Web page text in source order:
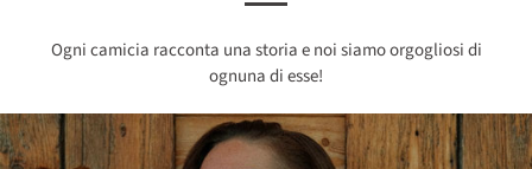
Ogni camicia racconta una storia e noi siamo orgogliosi di
ognuna di esse!